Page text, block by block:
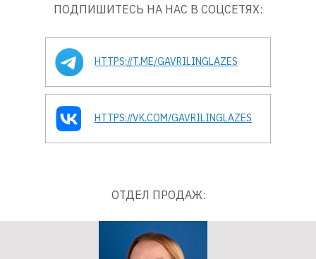
ПОДПИШИТЕСЬ НА НАС В СОЦСЕТЯХ:
ОТДЕЛ ПРОДАЖ:
HTTPS://T.ME/GAVRILINGLAZES
HTTPS://VK.COM/GAVRILINGLAZES